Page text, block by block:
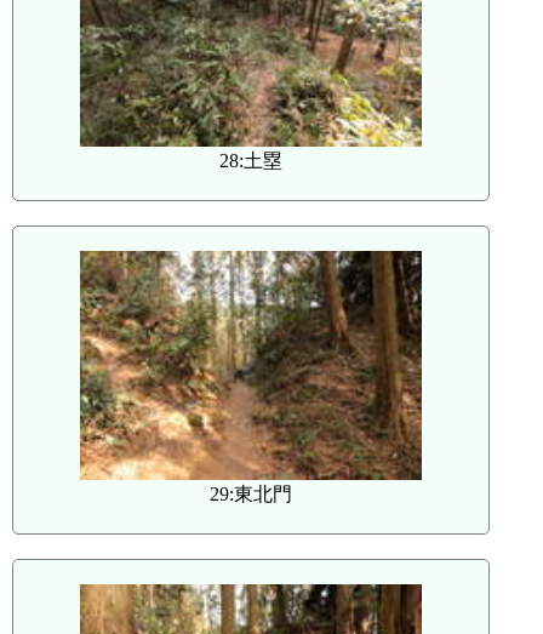
28:土塁
29:東北門